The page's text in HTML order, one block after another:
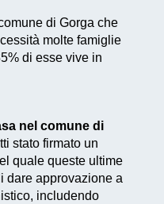
di Gorga che
molte famiglie
di esse vive in
nel comune di
stato firmato un
quale queste ultime
dare approvazione a
includendo